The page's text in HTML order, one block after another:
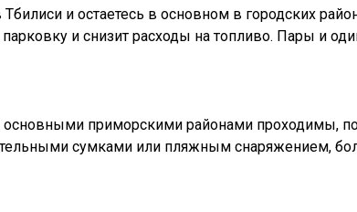
и остаетесь в основном в городских
и снизит расходы на топливо. Пары и
приморскими районами проходимы,
сумками или пляжным снаряжением,